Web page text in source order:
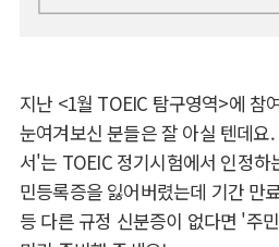
지난 <1월 TOEIC 탐구영역>에 참
눈여겨보신 분들은 잘 아실 텐데
서'는 TOEIC 정기시험에서 인정하
민등록증을 잃어버렸는데 기간 만
등 다른 규정 신분증이 없다면 '주